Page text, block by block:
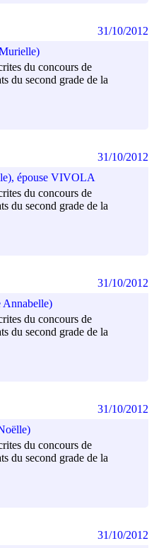
du concours de
du second grade de la
31/10/2012
épouse VIVOLA
du concours de
du second grade de la
31/10/2012
du concours de
du second grade de la
31/10/2012
du concours de
du second grade de la
31/10/2012
31/10/2012